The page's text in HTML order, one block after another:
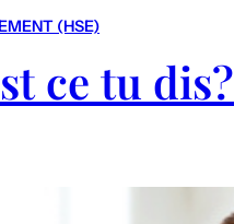
(HSE)
ce tu dis?